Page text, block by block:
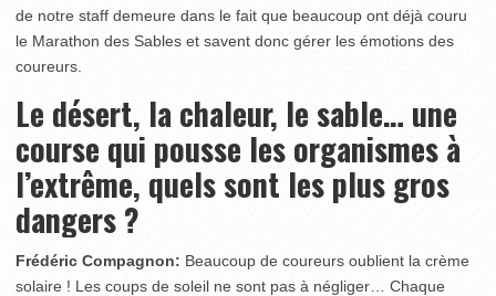
de notre staff demeure dans le fait que beaucoup ont déjà couru
le Marathon des Sables et savent donc gérer les émotions des
coureurs.
Le désert, la chaleur, le sable… une
course qui pousse les organismes à
l’extrême, quels sont les plus gros
dangers ?
Frédéric Compagnon: Beaucoup de coureurs oublient la crème
solaire ! Les coups de soleil ne sont pas à négliger… Chaque